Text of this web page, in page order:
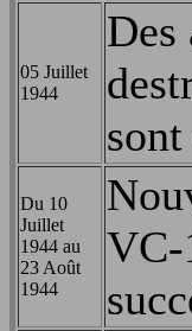
05 Juillet
1944
Des
Du 10
Juillet
1944 au
23 Août
1944
VC-